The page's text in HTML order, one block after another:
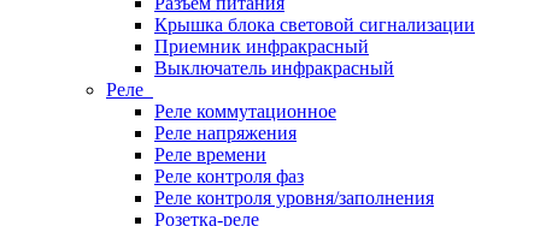
Крышка блока световой сигнализации
Приемник инфракрасный
Выключатель инфракрасный
Реле
Реле коммутационное
Реле напряжения
Реле времени
Реле контроля фаз
Реле контроля уровня/заполнения
Розетка-реле